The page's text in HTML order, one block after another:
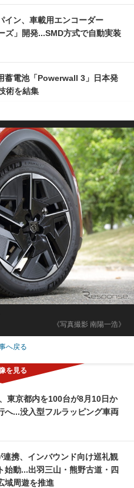
イン、車載用エンコーダー
ズ」開発...SMD方式で自動実装
蓄電池「Powerwall 3」日本発
術を結集
《写真撮影 南陽一浩》
へ戻る
東京都内を100台が8月10日か
へ...没入型フルラッピング車両
携、インバウンド向け巡礼観
始動...出羽三山・熊野古道・四
域周遊を推進